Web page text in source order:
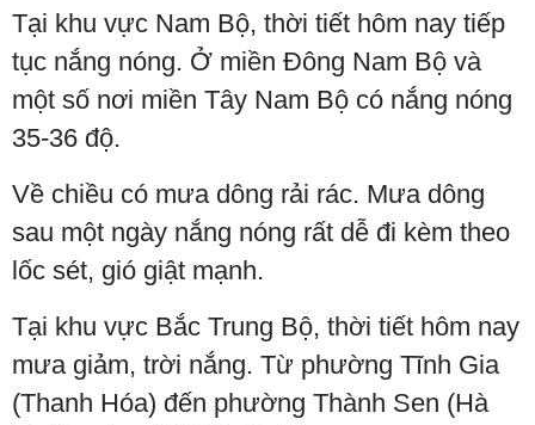
Tại khu vực Nam Bộ, thời tiết hôm nay tiếp
tục nắng nóng. Ở miền Đông Nam Bộ và
một số nơi miền Tây Nam Bộ có nắng nóng
35-36 độ.
Về chiều có mưa dông rải rác. Mưa dông
sau một ngày nắng nóng rất dễ đi kèm theo
lốc sét, gió giật mạnh.
Tại khu vực Bắc Trung Bộ, thời tiết hôm nay
mưa giảm, trời nắng. Từ phường Tĩnh Gia
(Thanh Hóa) đến phường Thành Sen (Hà